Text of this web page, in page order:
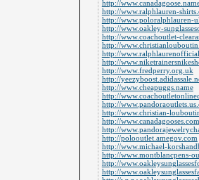
http://
http://www.ralphlauren-
http://www.poloralphlauren-
http://www.oakley-
http://www.coachoutlet-
http://
http://
http://
http://www.fredperry.org.uk
http://
http://www.cheapuggs.name
http://
http://
http://www.christian-
http://
http://
http://polooutlet.amegov.com
http://www.michael-
http://www.montblancpens-
http://
http://